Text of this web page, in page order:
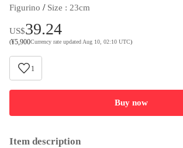
Figurino / Size : 23cm
US$39.24
(¥5,900Currency rate updated Aug 10, 02:10 UTC)
1
Buy now
Item description